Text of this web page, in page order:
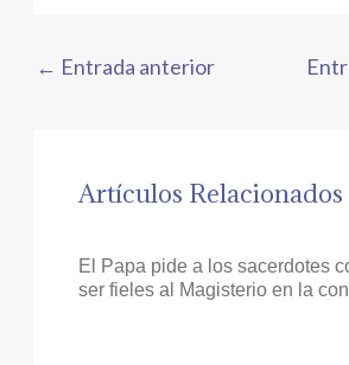
← Entrada anterior
Artículos Relacionados
El Papa pide a los sacerdotes
ser fieles al Magisterio en la